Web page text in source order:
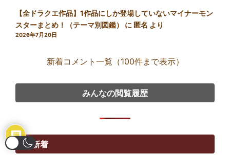
【全ドラクエ作品】1作品にしか登場していないマイナーモン
スターまとめ！（テーマ別図鑑）
に 匿名 より
2026年7月20日
新着コメント一覧（100件まで表示）
みんなの閲覧履歴
▼ 新着